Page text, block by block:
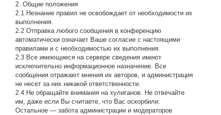
2. Общие положения
2.1 Hезнание правил не освобождает от необходимости их
выполнения.
2.2 Отправка любого сообщения в конференцию
автоматически означает Ваше согласие с настоящими
правилами и с необходимостью их выполнения.
2.3 Все имеющиеся на сервере сведения имеют
исключительно информационное назначение. Все
сообщения отражают мнения их авторов, и администрация
не несет за них никакой ответственности.
2.4 Не обращайте внимания на хулиганов. Не отвечайте
им, даже если Вы считаете, что Вас оскорбили.
Остальное — забота администрации и модераторов